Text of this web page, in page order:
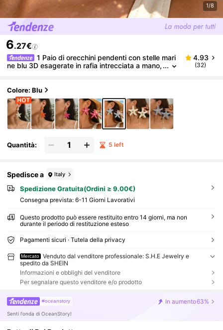
1/8
6.27€
1 Paio di orecchini pendenti con stelle mari
ne blu 3D esagerate in rafia intrecciata a mano,
sta (la tecnica di intreccio a mano varia casualment
e)
4.93
(32)
Colore: Blu
Quantità: 5 left
Spedisce a Italy
Spedizione Gratuita(Ordini ≥ 9.00€)
Consegna prevista: 6-11 Giorni Lavorativi
Questo prodotto può essere restituito entro 14 giorni, ma non
durante il periodo di restituzione esteso
Pagamenti sicuri · Tutela della privacy
Mercato
Venduto dal venditore professionale: S.H.E Jewelry e
spedito da SHEIN
Informazioni e obblighi del venditore
Per segnalare questo venditore e/o prodotto
#oceanstory In aumento63%
Senti l'onda di OceanStory!